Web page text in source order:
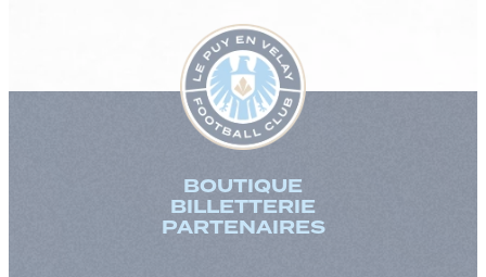
BOUTIQUE
BILLETTERIE
PARTENAIRES